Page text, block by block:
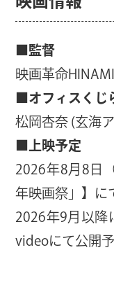
監督
映画革命
オフィスくじ
松岡杏奈 (玄海
上映予定
2026年8月8日
年映画祭」】に
2026年9月以降
videoにて公開